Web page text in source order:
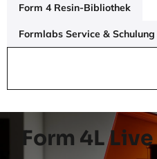
Form 4 Resin-Bibliothek
Formlabs Service & Schulung
Form 4L